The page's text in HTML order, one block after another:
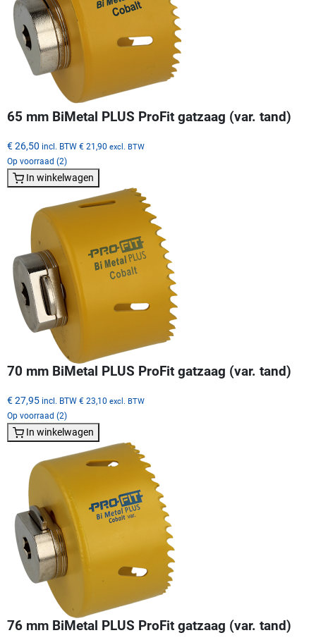
65 mm BiMetal PLUS ProFit gatzaag (var. tand)
€ 26,50 incl. BTW € 21,90 excl. BTW
Op voorraad (2)
In winkelwagen
70 mm BiMetal PLUS ProFit gatzaag (var. tand)
€ 27,95 incl. BTW € 23,10 excl. BTW
Op voorraad (2)
In winkelwagen
76 mm BiMetal PLUS ProFit gatzaag (var. tand)